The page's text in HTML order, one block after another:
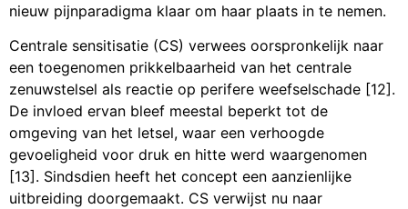
nieuw pijnparadigma klaar om haar plaats in te nemen.
Centrale sensitisatie (CS) verwees oorspronkelijk naar
een toegenomen prikkelbaarheid van het centrale
zenuwstelsel als reactie op perifere weefselschade [12].
De invloed ervan bleef meestal beperkt tot de
omgeving van het letsel, waar een verhoogde
gevoeligheid voor druk en hitte werd waargenomen
[13]. Sindsdien heeft het concept een aanzienlijke
uitbreiding doorgemaakt. CS verwijst nu naar